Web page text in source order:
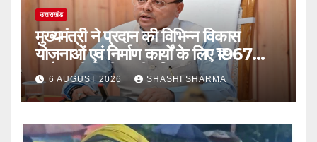
उत्तराखंड
मुख्यमंत्री ने प्रदान की विभिन्न विकास
योजनाओं एवं निर्माण कार्यों के लिए ₹1967
करोड़ की वित्तीय स्वीकृति
6 AUGUST 2026 SHASHI SHARMA